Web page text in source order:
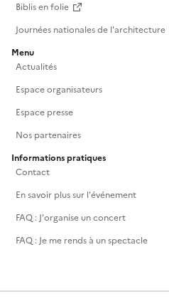
Biblis en folie
Journées nationales de l'architecture
Menu
Actualités
Espace organisateurs
Espace presse
Nos partenaires
Informations pratiques
Contact
En savoir plus sur l'événement
FAQ : J'organise un concert
FAQ : Je me rends à un spectacle